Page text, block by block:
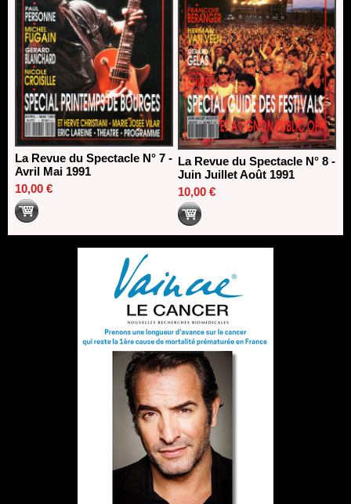
La Revue du Spectacle N° 7 -
Avril Mai 1991
10,00 €
La Revue du Spectacle N° 8 -
Juin Juillet Août 1991
10,00 €